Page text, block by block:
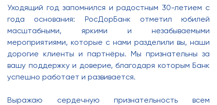
Уходящий год запомнился и радостным 30-летием с
года основания: РосДорБанк отметил юбилей
масштабными, яркими и незабываемыми
мероприятиями, которые с нами разделили вы, наши
дорогие клиенты и партнёры. Мы признательны за
вашу поддержку и доверие, благодаря которым Банк
успешно работает и развивается.
Выражаю сердечную признательность всем